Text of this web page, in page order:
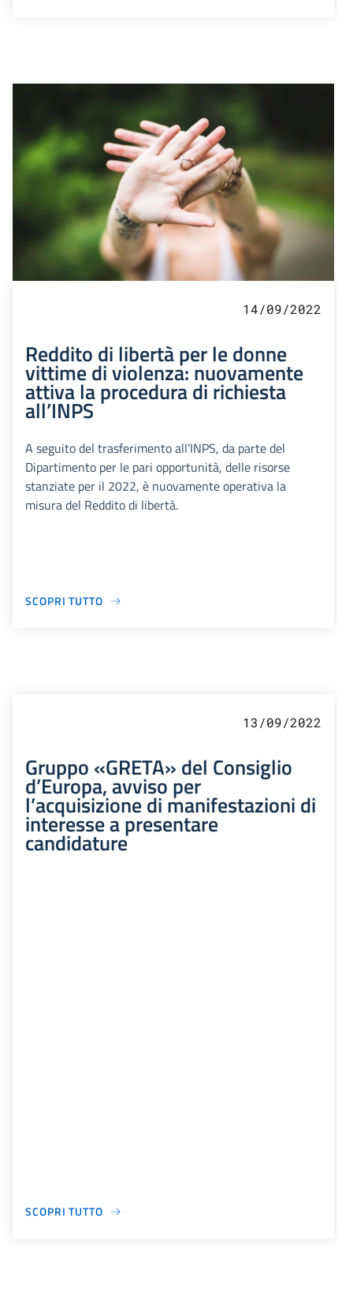
14/09/2022
Reddito di libertà per le donne
vittime di violenza: nuovamente
attiva la procedura di richiesta
all’INPS
A seguito del trasferimento all’INPS, da parte del
Dipartimento per le pari opportunità, delle risorse
stanziate per il 2022, è nuovamente operativa la
misura del Reddito di libertà.
SCOPRI TUTTO
13/09/2022
Gruppo «GRETA» del Consiglio
d’Europa, avviso per
l’acquisizione di manifestazioni di
interesse a presentare
candidature
SCOPRI TUTTO